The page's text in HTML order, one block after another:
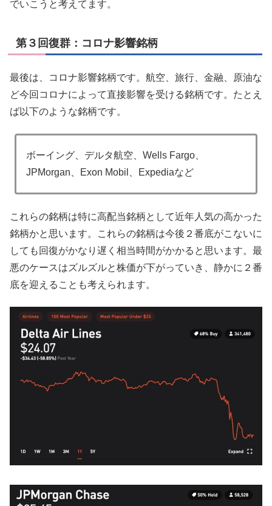
でいこうと考えてます。
第３回復群：コロナ影響銘柄
最後は、コロナ影響銘柄です。航空、旅行、金融、原油な
ど今回コロナによって直接影響を受ける銘柄です。たとえ
ば以下のような銘柄です。
ボーイング、デルタ航空、Wells Fargo、
JPMorgan、Exon Mobil、Expediaなど
これらの銘柄は特に高配当銘柄として近年人気の高かった
銘柄かと思います。これらの銘柄は今後２番底がこないに
しても回復がかなり遅く相当時間がかかると思います。最
悪のケースはズルズルと株価が下がっていき、静かに２番
底を迎えることも考えられます。